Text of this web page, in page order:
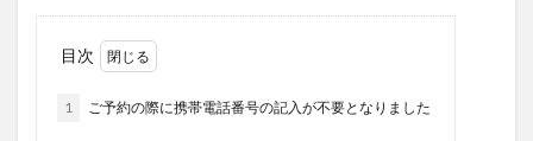
目次
1 ご予約の際に携帯電話番号の記入が不要となりました